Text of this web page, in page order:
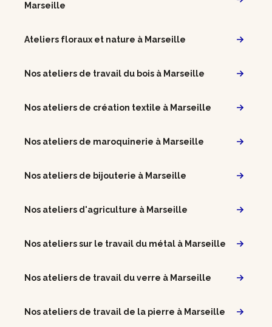
Marseille
Ateliers floraux et nature à Marseille
Nos ateliers de travail du bois à Marseille
Nos ateliers de création textile à Marseille
Nos ateliers de maroquinerie à Marseille
Nos ateliers de bijouterie à Marseille
Nos ateliers d'agriculture à Marseille
Nos ateliers sur le travail du métal à Marseille
Nos ateliers de travail du verre à Marseille
Nos ateliers de travail de la pierre à Marseille